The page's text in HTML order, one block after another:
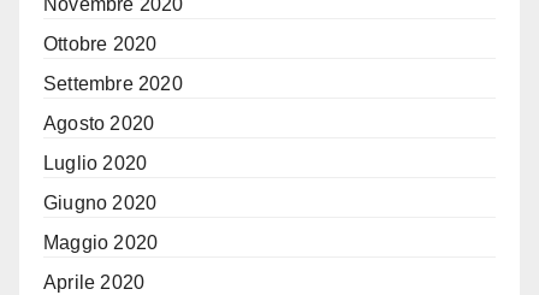
Novembre 2020
Ottobre 2020
Settembre 2020
Agosto 2020
Luglio 2020
Giugno 2020
Maggio 2020
Aprile 2020